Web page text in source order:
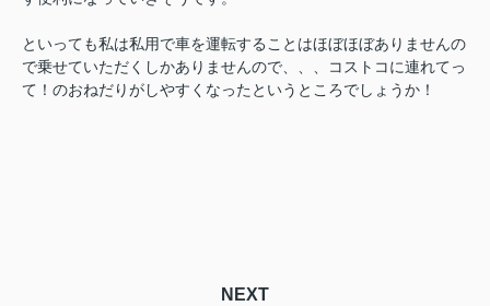
といっても私は私用で車を運転することはほぼほぼありませんの
で乗せていただくしかありませんので、、、コストコに連れてっ
て！のおねだりがしやすくなったというところでしょうか！
NEXT